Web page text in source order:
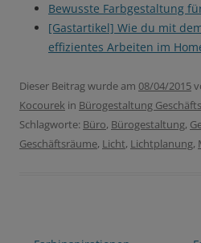
Bewusste Farbgestaltung
[Gastartikel] Wie du mit
effizientes Arbeiten im
Dieser Beitrag wurde am 08/04/2015
Kocourek in Bürogestaltung
Schlagworte: Büro, Bürogestaltung,
Geschäftsräume, Licht, Lichtplanung,